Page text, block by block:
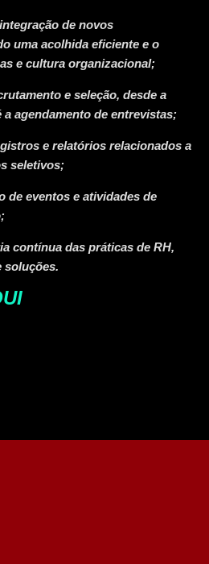
de novos
uma acolhida eficiente e o
e cultura organizacional;
e seleção, desde a
agendamento de entrevistas;
e relatórios relacionados a
seletivos;
de eventos e atividades de
contínua das práticas de RH,
soluções.